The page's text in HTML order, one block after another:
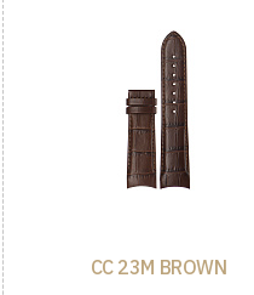
CC 23M BROWN